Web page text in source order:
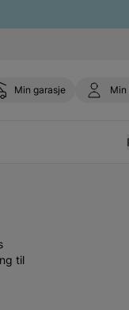
Min garasje Min
til